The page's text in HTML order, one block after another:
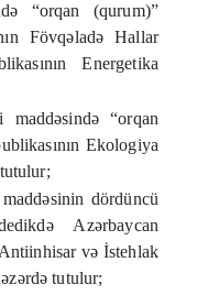
“orqan (qurum)”
Fövqəladə Hallar
Energetika
“orqan
Ekologiya
dördüncü
Azərbaycan
və İstehlak
tutulur;